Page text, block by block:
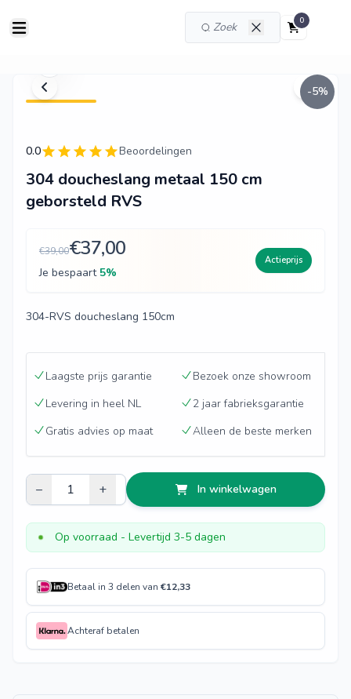
0
-5%
0.0 Beoordelingen
304 doucheslang metaal 150 cm
geborsteld RVS
€39,00€37,00
Je bespaart5%
Actieprijs
304-RVS doucheslang 150cm
Laagste prijs garantie
Bezoek onze showroom
Levering in heel NL
2 jaar fabrieksgarantie
Gratis advies op maat
Alleen de beste merken
– + In winkelwagen
Op voorraad - Levertijd 3-5 dagen
Betaal in 3 delen van €12,33
Achteraf betalen